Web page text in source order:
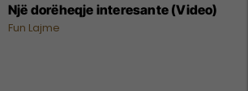
Një dorëheqje interesante (Video)
Fun Lajme